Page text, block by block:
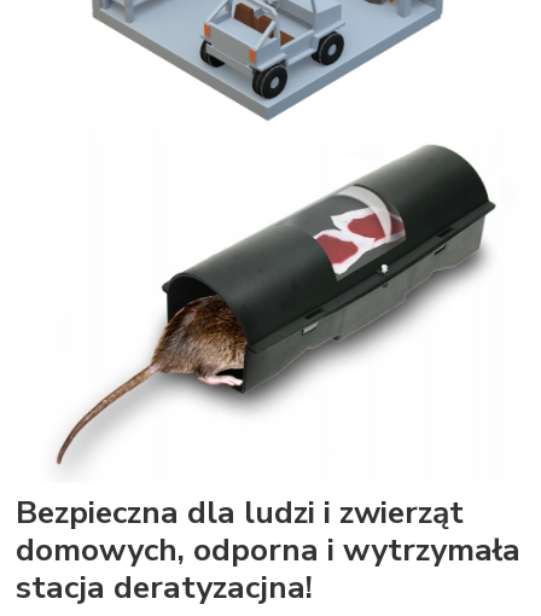
Bezpieczna dla ludzi i zwierząt
domowych, odporna i wytrzymała
stacja deratyzacjna!